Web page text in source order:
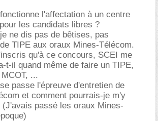
l'affectation à un centre
les candidats libres ?
ne dis pas de bêtises, pas
TIPE aux oraux Mines-Télécom.
qu'à ce concours, SCEI me
t-il quand même de faire un TIPE,
...
passe l'épreuve d'entretien de
et comment pourrais-je m'y
(J'avais passé les oraux Mines-